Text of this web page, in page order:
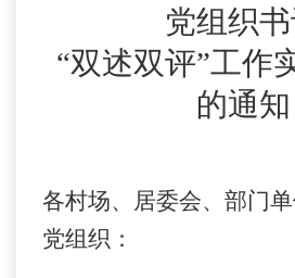
党组织
“双述双评”工作
的通知
各村场、居委会、部门
党组织：